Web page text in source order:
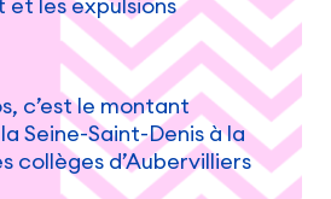
c’est le montant
Seine-Saint-Denis à la
collèges d’Aubervilliers